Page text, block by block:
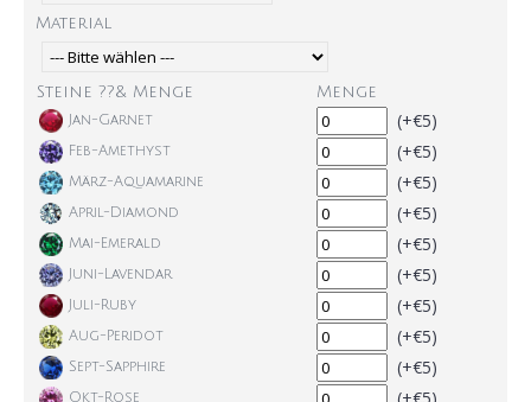
Material
Steine ??& Menge Menge
Jan-Garnet (+€5)
Feb-Amethyst (+€5)
März-Aquamarine (+€5)
April-Diamond (+€5)
Mai-Emerald (+€5)
Juni-Lavendar (+€5)
Juli-Ruby (+€5)
Aug-Peridot (+€5)
Sept-Sapphire (+€5)
Okt-Rose